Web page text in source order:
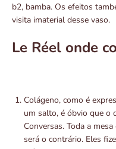
b2, bamba. Os efeitos
visita imaterial desse vaso.
Le Réel onde
Colágeno, como é
um salto, é óbvio que o
Conversas. Toda a
será o contrário. Eles